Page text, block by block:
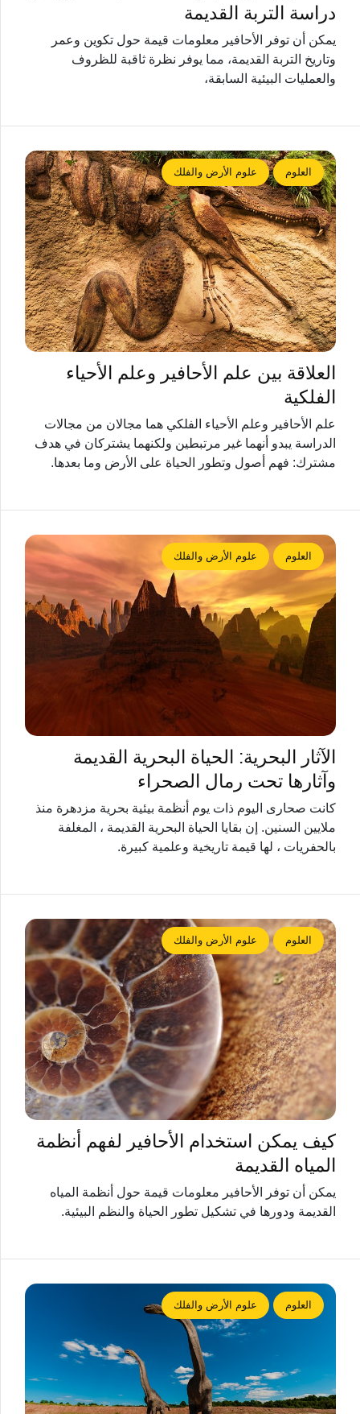
دراسة التربة القديمة
يمكن أن توفر الأحافير معلومات قيمة حول تكوين وعمر
وتاريخ التربة القديمة، مما يوفر نظرة ثاقبة للظروف
والعمليات البيئية السابقة،
العلوم علوم الأرض والفلك
العلاقة بين علم الأحافير وعلم الأحياء
الفلكية
علم الأحافير وعلم الأحياء الفلكي هما مجالان من مجالات
الدراسة يبدو أنهما غير مرتبطين ولكنهما يشتركان في هدف
مشترك: فهم أصول وتطور الحياة على الأرض وما بعدها.
العلوم علوم الأرض والفلك
الآثار البحرية: الحياة البحرية القديمة
وآثارها تحت رمال الصحراء
كانت صحارى اليوم ذات يوم أنظمة بيئية بحرية مزدهرة منذ
ملايين السنين. إن بقايا الحياة البحرية القديمة ، المغلفة
بالحفريات ، لها قيمة تاريخية وعلمية كبيرة.
العلوم علوم الأرض والفلك
كيف يمكن استخدام الأحافير لفهم أنظمة
المياه القديمة
يمكن أن توفر الأحافير معلومات قيمة حول أنظمة المياه
القديمة ودورها في تشكيل تطور الحياة والنظم البيئية.
العلوم علوم الأرض والفلك